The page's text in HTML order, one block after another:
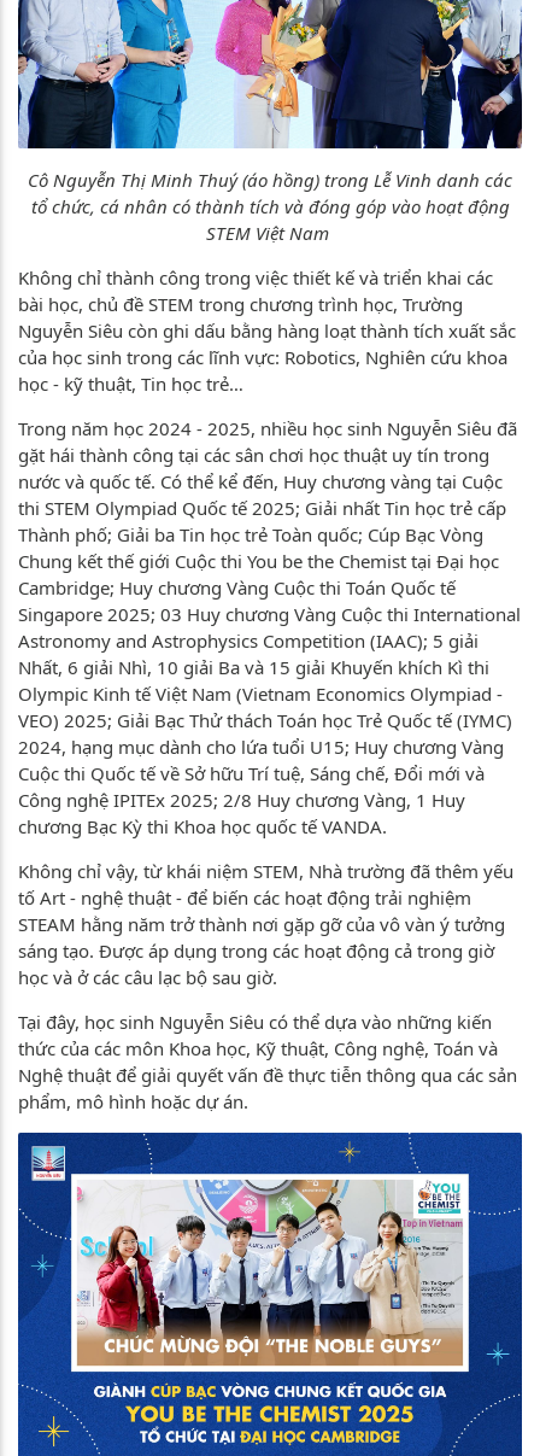
Cô Nguyễn Thị Minh Thuý (áo hồng) trong Lễ Vinh danh các
tổ chức, cá nhân có thành tích và đóng góp vào hoạt động
STEM Việt Nam
Không chỉ thành công trong việc thiết kế và triển khai các
bài học, chủ đề STEM trong chương trình học, Trường
Nguyễn Siêu còn ghi dấu bằng hàng loạt thành tích xuất sắc
của học sinh trong các lĩnh vực: Robotics, Nghiên cứu khoa
học - kỹ thuật, Tin học trẻ…
Trong năm học 2024 - 2025, nhiều học sinh Nguyễn Siêu đã
gặt hái thành công tại các sân chơi học thuật uy tín trong
nước và quốc tế. Có thể kể đến, Huy chương vàng tại Cuộc
thi STEM Olympiad Quốc tế 2025; Giải nhất Tin học trẻ cấp
Thành phố; Giải ba Tin học trẻ Toàn quốc; Cúp Bạc Vòng
Chung kết thế giới Cuộc thi You be the Chemist tại Đại học
Cambridge; Huy chương Vàng Cuộc thi Toán Quốc tế
Singapore 2025; 03 Huy chương Vàng Cuộc thi International
Astronomy and Astrophysics Competition (IAAC); 5 giải
Nhất, 6 giải Nhì, 10 giải Ba và 15 giải Khuyến khích Kì thi
Olympic Kinh tế Việt Nam (Vietnam Economics Olympiad -
VEO) 2025; Giải Bạc Thử thách Toán học Trẻ Quốc tế (IYMC)
2024, hạng mục dành cho lứa tuổi U15; Huy chương Vàng
Cuộc thi Quốc tế về Sở hữu Trí tuệ, Sáng chế, Đổi mới và
Công nghệ IPITEx 2025; 2/8 Huy chương Vàng, 1 Huy
chương Bạc Kỳ thi Khoa học quốc tế VANDA.
Không chỉ vậy, từ khái niệm STEM, Nhà trường đã thêm yếu
tố Art - nghệ thuật - để biến các hoạt động trải nghiệm
STEAM hằng năm trở thành nơi gặp gỡ của vô vàn ý tưởng
sáng tạo. Được áp dụng trong các hoạt động cả trong giờ
học và ở các câu lạc bộ sau giờ.
Tại đây, học sinh Nguyễn Siêu có thể dựa vào những kiến
thức của các môn Khoa học, Kỹ thuật, Công nghệ, Toán và
Nghệ thuật để giải quyết vấn đề thực tiễn thông qua các sản
phẩm, mô hình hoặc dự án.